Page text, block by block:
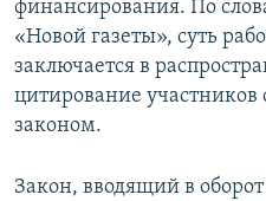
финансирования. По
«Новой газеты», суть
заключается в
цитирование
законом.
Закон, вводящий в